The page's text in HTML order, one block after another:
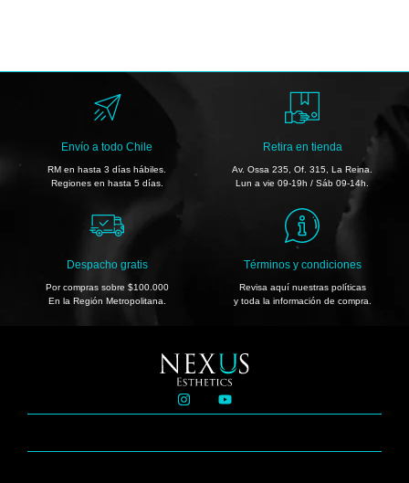
Retira en tienda
Av. Ossa 235, Of. 315, La Reina.
Lun a vie 09-19h / Sáb 09-14h.
Despacho gratis
Por compras sobre $100.000
En la Región Metropolitana.
Envío a todo Chile
RM en hasta 3 días hábiles.
Regiones en hasta 5 días.
Términos y condiciones
Revisa aquí nuestras políticas
y toda la información de compra.